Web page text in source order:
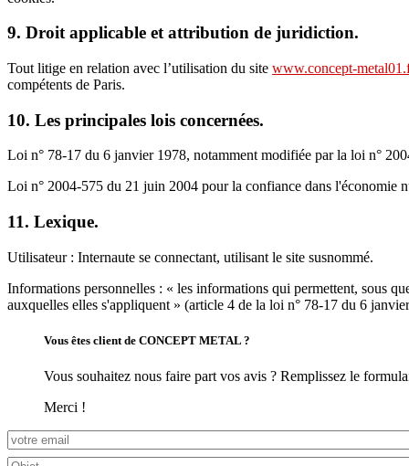
9. Droit applicable et attribution de juridiction.
Tout litige en relation avec l’utilisation du site www.concept-
compétents de Paris.
10. Les principales lois concernées.
Loi n° 78-17 du 6 janvier 1978, notamment modifiée par la loi n°
Loi n° 2004-575 du 21 juin 2004 pour la confiance dans l'économie
11. Lexique.
Utilisateur : Internaute se connectant, utilisant le site susnommé.
Informations personnelles : « les informations qui permettent, sous
auxquelles elles s'appliquent » (article 4 de la loi n° 78-17 du 6
Vous êtes client de CONCEPT METAL ?
Vous souhaitez nous faire part vos avis ? Remplissez le
Merci !